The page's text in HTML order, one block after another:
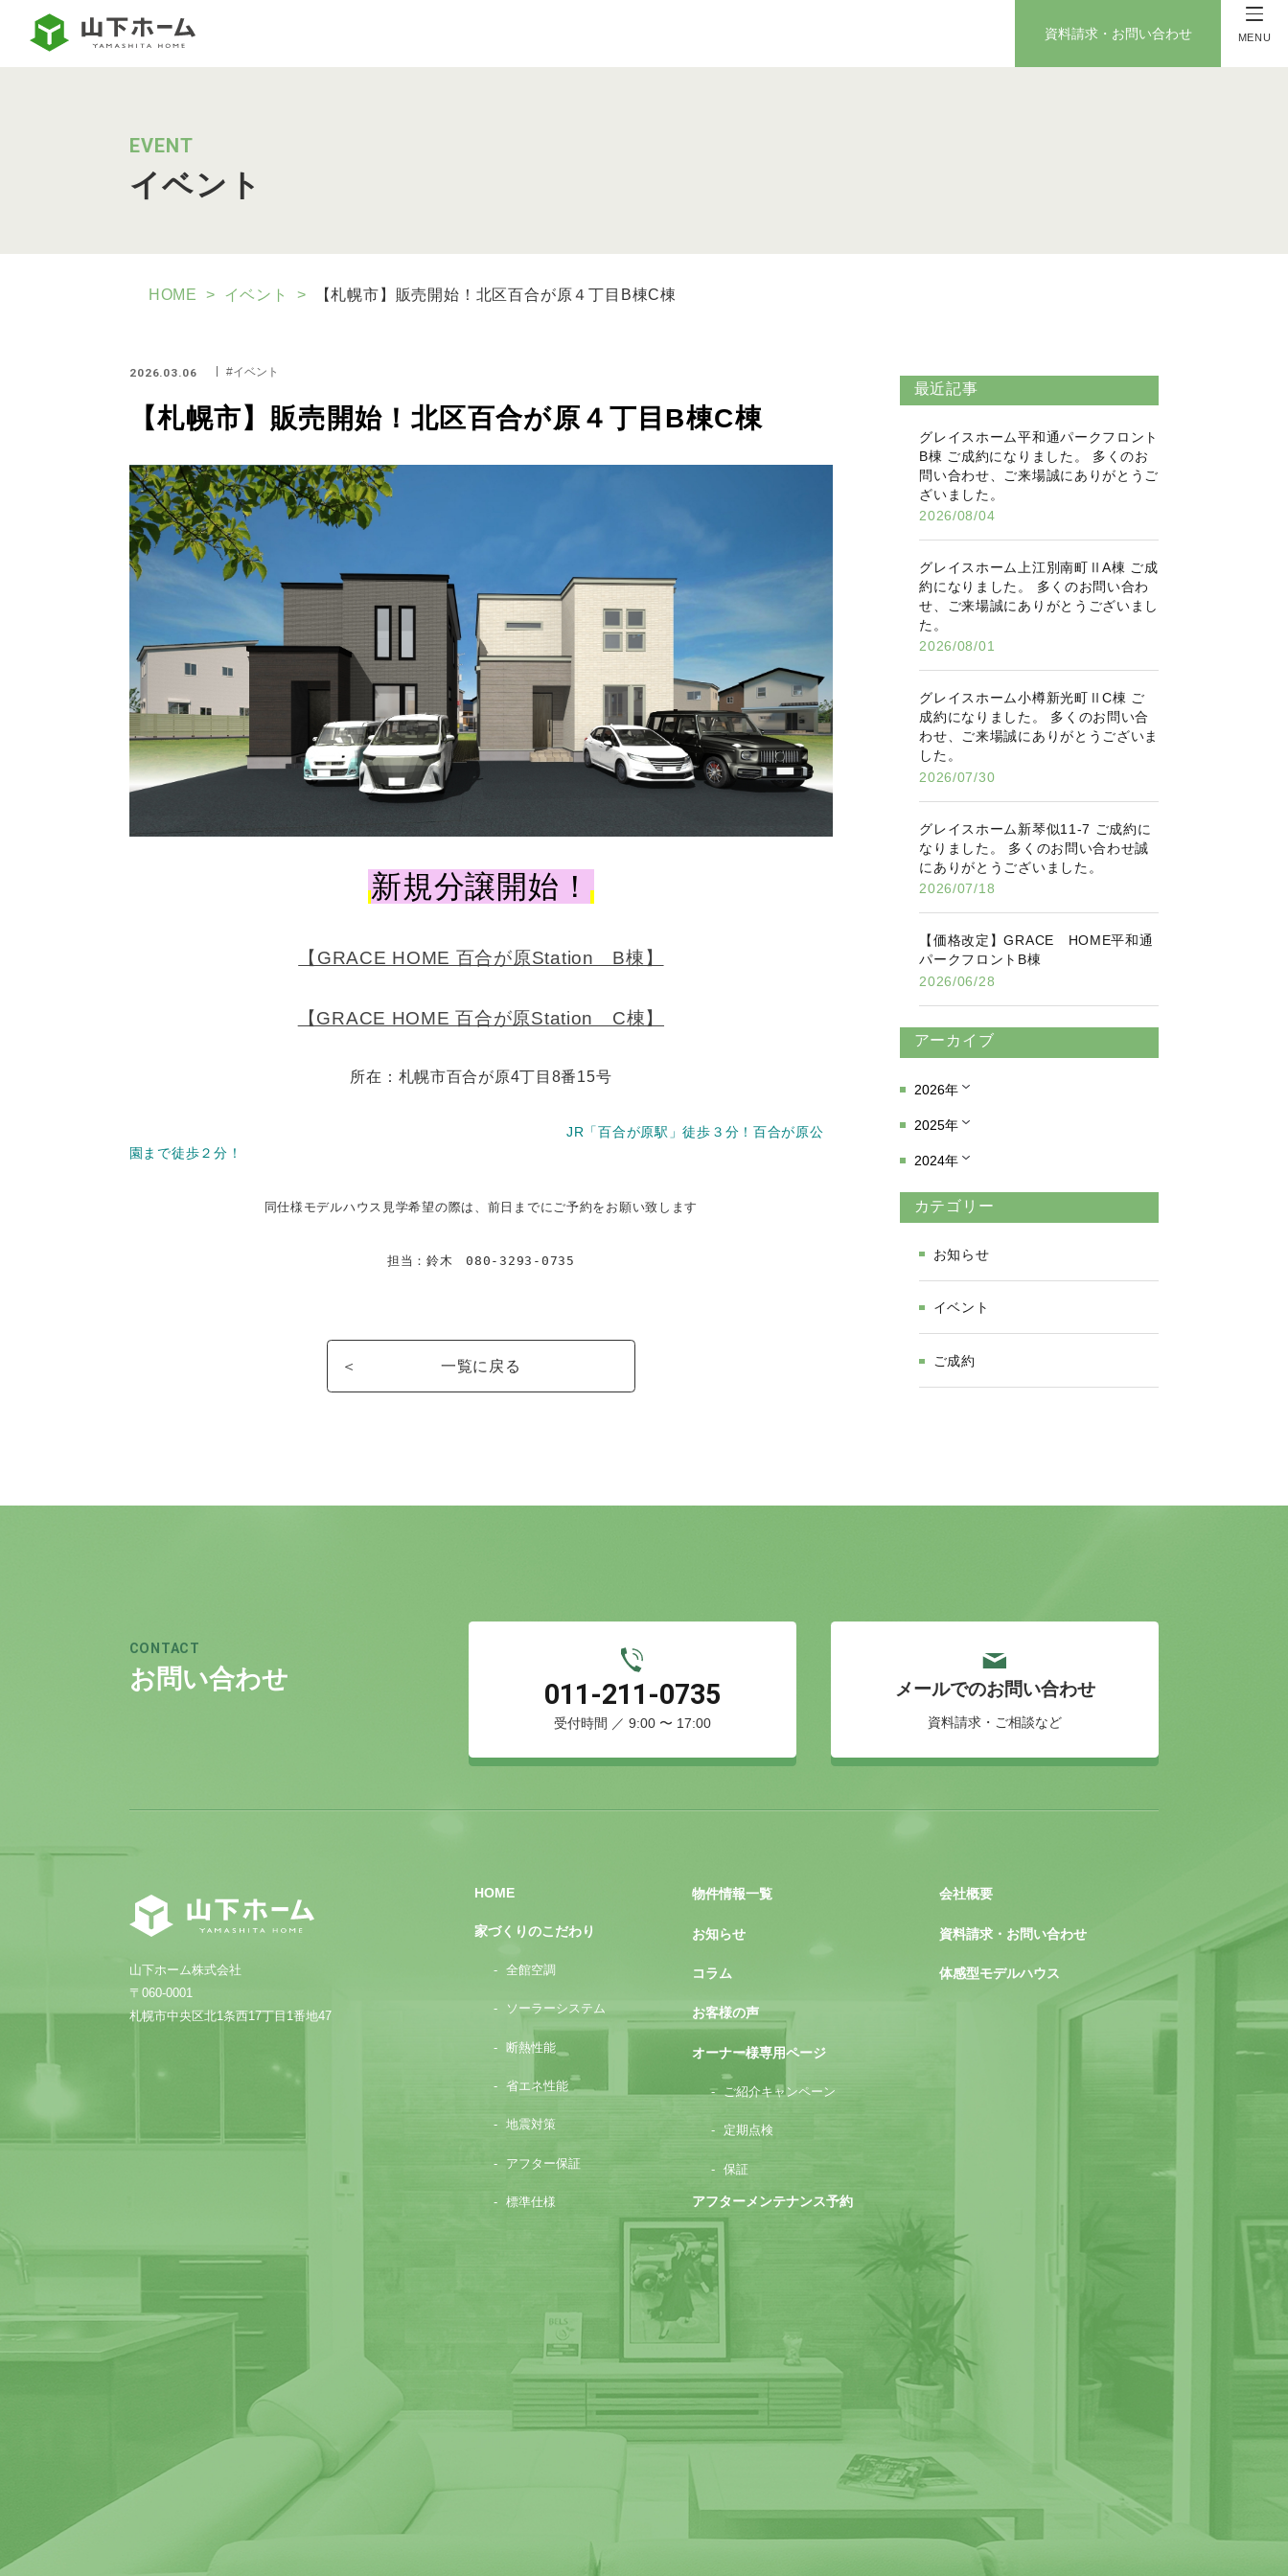
資料請求・お問い合わせ MENU
EVENT
イベント
HOME イベント 【札幌市】販売開始！北区百合が原４丁目B棟C棟
2026.03.06 イベント
【札幌市】販売開始！北区百合が原４丁目B棟C棟
新規分譲開始！
【GRACE HOME 百合が原Station B棟】
【GRACE HOME 百合が原Station C棟】
所在：札幌市百合が原4丁目8番15号
JR「百合が原駅」徒歩３分！百合が原公
園まで徒歩２分！
同仕様モデルハウス見学希望の際は、前日までにご予約をお願い致します
担当：鈴木 080-3293-0735
一覧に戻る
最近記事
グレイスホーム平和通パークフロント
B棟 ご成約になりました。 多くのお
問い合わせ、ご来場誠にありがとうご
ざいました。
2026/08/04
グレイスホーム上江別南町ⅡA棟 ご成
約になりました。 多くのお問い合わ
せ、ご来場誠にありがとうございまし
た。
2026/08/01
グレイスホーム小樽新光町ⅡC棟 ご
成約になりました。 多くのお問い合
わせ、ご来場誠にありがとうございま
した。
2026/07/30
グレイスホーム新琴似11-7 ご成約に
なりました。 多くのお問い合わせ誠
にありがとうございました。
2026/07/18
【価格改定】GRACE HOME平和通
パークフロントB棟
2026/06/28
アーカイブ
2026年
2025年
2024年
カテゴリー
お知らせ
イベント
ご成約
CONTACT
お問い合わせ 011-211-0735
受付時間 ／ 9:00 〜 17:00
メールでのお問い合わせ
資料請求・ご相談など
山下ホーム株式会社
〒060-0001
札幌市中央区北1条西17丁目1番地47
HOME
家づくりのこだわり
全館空調
ソーラーシステム
断熱性能
省エネ性能
地震対策
アフター保証
標準仕様
物件情報一覧
お知らせ
コラム
お客様の声
オーナー様専用ページ
ご紹介キャンペーン
定期点検
保証
アフターメンテナンス予約
会社概要
資料請求・お問い合わせ
体感型モデルハウス